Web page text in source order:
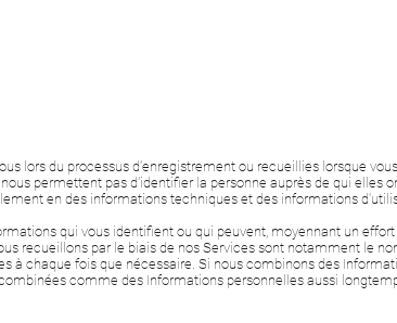
lors du processus d'enregistrement ou recueillies lorsque
permettent pas d'identifier la personne auprès de qui elles
en des informations techniques et des informations
qui vous identifient ou qui peuvent, moyennant un effort
recueillons par le biais de nos Services sont notamment le
à chaque fois que nécessaire. Si nous combinons des
comme des Informations personnelles aussi